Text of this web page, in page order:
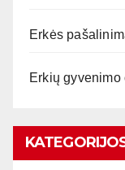
Erkės
Erkių